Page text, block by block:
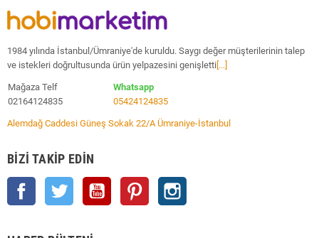
1984 yılında İstanbul/Ümraniye'de kuruldu. Saygı değer müşterilerinin talep
ve istekleri doğrultusunda ürün yelpazesini genişletti [...]
Mağaza Telf
02164124835
Whatsapp
05424124835
Alemdağ Caddesi Güneş Sokak 22/A Ümraniye-İstanbul
BIZI TAKIP EDIN
Facebook Twitter YouTube Pinterest